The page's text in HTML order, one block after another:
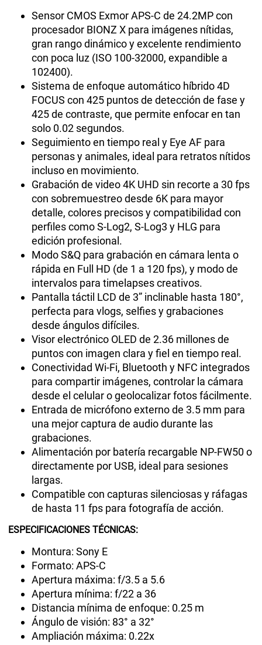
Sensor CMOS Exmor APS-C de 24.2MP con
procesador BIONZ X para imágenes nítidas,
gran rango dinámico y excelente rendimiento
con poca luz (ISO 100-32000, expandible a
102400).
Sistema de enfoque automático híbrido 4D
FOCUS con 425 puntos de detección de fase y
425 de contraste, que permite enfocar en tan
solo 0.02 segundos.
Seguimiento en tiempo real y Eye AF para
personas y animales, ideal para retratos nítidos
incluso en movimiento.
Grabación de video 4K UHD sin recorte a 30 fps
con sobremuestreo desde 6K para mayor
detalle, colores precisos y compatibilidad con
perfiles como S-Log2, S-Log3 y HLG para
edición profesional.
Modo S&Q para grabación en cámara lenta o
rápida en Full HD (de 1 a 120 fps), y modo de
intervalos para timelapses creativos.
Pantalla táctil LCD de 3” inclinable hasta 180°,
perfecta para vlogs, selfies y grabaciones
desde ángulos difíciles.
Visor electrónico OLED de 2.36 millones de
puntos con imagen clara y fiel en tiempo real.
Conectividad Wi-Fi, Bluetooth y NFC integrados
para compartir imágenes, controlar la cámara
desde el celular o geolocalizar fotos fácilmente.
Entrada de micrófono externo de 3.5 mm para
una mejor captura de audio durante las
grabaciones.
Alimentación por batería recargable NP-FW50 o
directamente por USB, ideal para sesiones
largas.
Compatible con capturas silenciosas y ráfagas
de hasta 11 fps para fotografía de acción.
ESPECIFICACIONES TÉCNICAS:
Montura: Sony E
Formato: APS-C
Apertura máxima: f/3.5 a 5.6
Apertura mínima: f/22 a 36
Distancia mínima de enfoque: 0.25 m
Ángulo de visión: 83° a 32°
Ampliación máxima: 0.22x